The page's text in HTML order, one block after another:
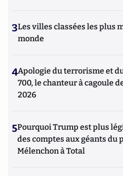
3Les villes classées les plus
monde
4Apologie du terrorisme et
700, le chanteur à cagoule
2026
5Pourquoi Trump est plus
des comptes aux géants du
Mélenchon à Total